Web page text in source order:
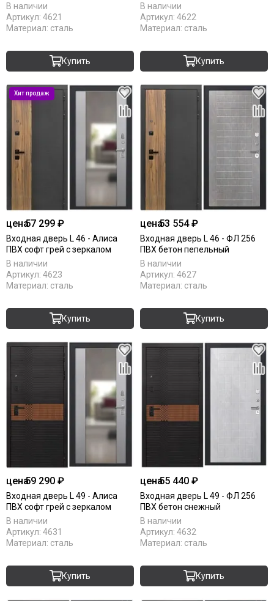
В наличии
Артикул: 4621
Материал: сталь
Купить
В наличии
Артикул: 4622
Материал: сталь
Купить
цена57 299 ₽
Входная дверь L 46 - Алиса
ПВХ софт грей с зеркалом
В наличии
Артикул: 4623
Материал: сталь
Купить
цена53 554 ₽
Входная дверь L 46 - ФЛ 256
ПВХ бетон пепельный
В наличии
Артикул: 4627
Материал: сталь
Купить
цена59 290 ₽
Входная дверь L 49 - Алиса
ПВХ софт грей с зеркалом
В наличии
Артикул: 4631
Материал: сталь
Купить
цена55 440 ₽
Входная дверь L 49 - ФЛ 256
ПВХ бетон снежный
В наличии
Артикул: 4632
Материал: сталь
Купить